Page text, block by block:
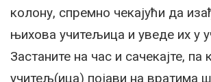
колону, спремно чекајући да
њихова учитељица и уведе их у
Застаните на час и сачекајте, па
учитељ(ица) појави на вратима